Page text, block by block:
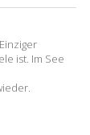
ist. Im See